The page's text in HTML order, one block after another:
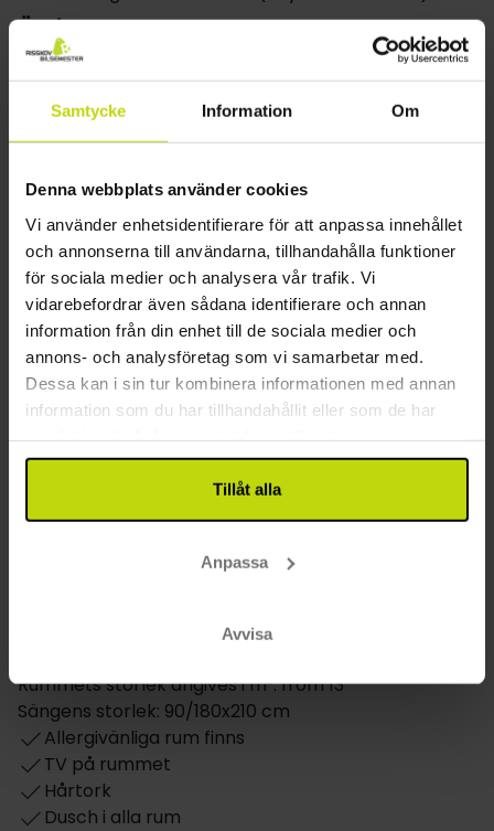
Samtycke Information Om
Denna webbplats använder cookies
Vi använder enhetsidentifierare för att anpassa innehållet
och annonserna till användarna, tillhandahålla funktioner
för sociala medier och analysera vår trafik. Vi
vidarebefordrar även sådana identifierare och annan
information från din enhet till de sociala medier och
annons- och analysföretag som vi samarbetar med.
Dessa kan i sin tur kombinera informationen med annan
information som du har tillhandahållit eller som de har
Tillåt alla
Anpassa
Avvisa
Om rummen
Alla 126 rum är inredda i modern design med bra
dubbelrum, dubbelrum med extrasäng och
familjerum, som är lämpliga för barnfamiljer.
Övrigt
Gratis parkering
Hiss
Gratis internet
Våningar: 3
Byggår: 1967
Renoverat: 2018
Motorcykelförvaring
Var är parkeringsplatsen?: Behind the hotel.
Restaurang
Endast frukostrestaurang
Bar
Möjlighet till laktosfri kost
Möjlighet till glutenfri kost
Möjlighet till vegetarisk kost
Barens öppetider: reception opening hours
Rummets storlek angives i m²: from 13
Sängens storlek: 90/180x210 cm
Allergivänliga rum finns
TV på rummet
Hårtork
Dusch i alla rum